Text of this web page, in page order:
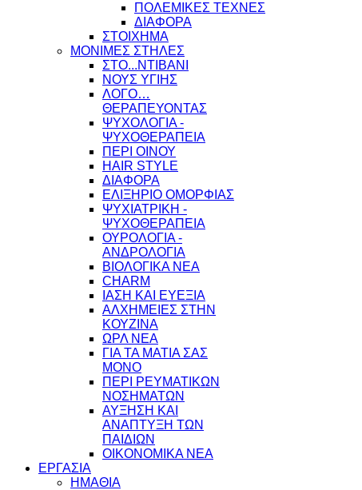
ΠΟΛΕΜΙΚΕΣ ΤΕΧΝΕΣ
ΔΙΑΦΟΡΑ
ΣΤΟΙΧΗΜΑ
ΜΟΝΙΜΕΣ ΣΤΗΛΕΣ
ΣΤΟ...ΝΤΙΒΑΝΙ
ΝΟΥΣ ΥΓΙΗΣ
ΛΟΓΟ…
ΘΕΡΑΠΕΥΟΝΤΑΣ
ΨΥΧΟΛΟΓΙΑ -
ΨΥΧΟΘΕΡΑΠΕΙΑ
ΠΕΡΙ ΟΙΝΟΥ
HAIR STYLE
ΔΙΑΦΟΡΑ
ΕΛΙΞΗΡΙΟ ΟΜΟΡΦΙΑΣ
ΨΥΧΙΑΤΡΙΚΗ -
ΨΥΧΟΘΕΡΑΠΕΙΑ
ΟΥΡΟΛΟΓΙΑ -
ΑΝΔΡΟΛΟΓΙΑ
ΒΙΟΛΟΓΙΚΑ ΝΕΑ
CHARM
ΙΑΣΗ ΚΑΙ ΕΥΕΞΙΑ
ΑΛΧΗΜΕΙΕΣ ΣΤΗΝ
ΚΟΥΖΙΝΑ
ΩΡΛ ΝEA
ΓΙΑ ΤΑ ΜΑΤΙΑ ΣΑΣ
ΜΟΝΟ
ΠΕΡΙ ΡΕΥΜΑΤΙΚΩΝ
ΝΟΣΗΜΑΤΩΝ
ΑΥΞΗΣΗ ΚΑΙ
ΑΝΑΠΤΥΞΗ ΤΩΝ
ΠΑΙΔΙΩΝ
ΟΙΚΟΝΟΜΙΚΑ ΝΕΑ
ΕΡΓΑΣΙΑ
ΗΜΑΘΙΑ